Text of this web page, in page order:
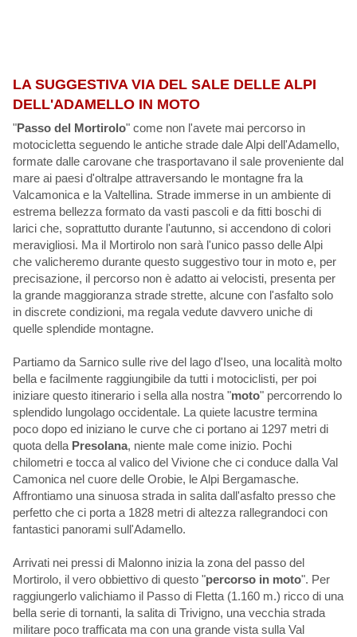
LA SUGGESTIVA VIA DEL SALE DELLE ALPI
DELL'ADAMELLO IN MOTO
"Passo del Mortirolo" come non l'avete mai percorso in
motocicletta seguendo le antiche strade dale Alpi dell'Adamello,
formate dalle carovane che trasportavano il sale proveniente dal
mare ai paesi d'oltralpe attraversando le montagne fra la
Valcamonica e la Valtellina. Strade immerse in un ambiente di
estrema bellezza formato da vasti pascoli e da fitti boschi di
larici che, soprattutto durante l'autunno, si accendono di colori
meravigliosi. Ma il Mortirolo non sarà l'unico passo delle Alpi
che valicheremo durante questo suggestivo tour in moto e, per
precisazione, il percorso non è adatto ai velocisti, presenta per
la grande maggioranza strade strette, alcune con l'asfalto solo
in discrete condizioni, ma regala vedute davvero uniche di
quelle splendide montagne.
Partiamo da Sarnico sulle rive del lago d'Iseo, una località molto
bella e facilmente raggiungibile da tutti i motociclisti, per poi
iniziare questo itinerario i sella alla nostra "moto" percorrendo lo
splendido lungolago occidentale. La quiete lacustre termina
poco dopo ed iniziano le curve che ci portano ai 1297 metri di
quota della Presolana, niente male come inizio. Pochi
chilometri e tocca al valico del Vivione che ci conduce dalla Val
Camonica nel cuore delle Orobie, le Alpi Bergamasche.
Affrontiamo una sinuosa strada in salita dall'asfalto presso che
perfetto che ci porta a 1828 metri di altezza rallegrandoci con
fantastici panorami sull'Adamello.
Arrivati nei pressi di Malonno inizia la zona del passo del
Mortirolo, il vero obbiettivo di questo "percorso in moto". Per
raggiungerlo valichiamo il Passo di Fletta (1.160 m.) ricco di una
bella serie di tornanti, la salita di Trivigno, una vecchia strada
militare poco trafficata ma con una grande vista sulla Val